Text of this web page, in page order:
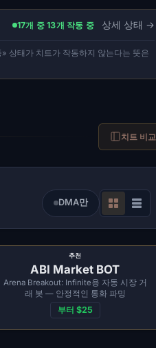
17개 중 13개 작동 중 상세 상태
상태가 치트가 작동하지 않는다는 뜻은
치트 비교
DMA만
추천
ABI Market BOT
Arena Breakout: Infinite용 자동 시장 거
래 봇 — 안정적인 통화 파밍
부터 $25